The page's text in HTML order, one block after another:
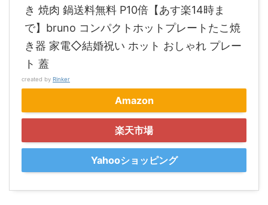
き 焼肉 鍋送料無料 P10倍【あす楽14時ま
で】bruno コンパクトホットプレートたこ焼
き器 家電◇結婚祝い ホット おしゃれ プレー
ト 蓋
created by Rinker
Amazon
楽天市場
Yahooショッピング